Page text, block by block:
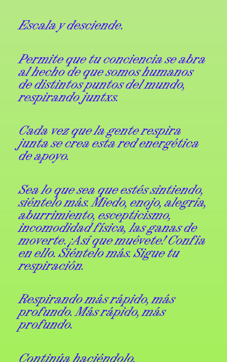
Escala y desciende.
Permite que tu conciencia se abra
al hecho de que somos humanos
de distintos puntos del mundo,
respirando juntxs.
Cada vez que la gente respira
junta se crea esta red energética
de apoyo.
Sea lo que sea que estés sintiendo,
siéntelo más. Miedo, enojo, alegría,
aburrimiento, escepticismo,
incomodidad física, las ganas de
moverte. ¡Así que muévete! Confía
en ello. Siéntelo más. Sigue tu
respiración.
Respirando más rápido, más
profundo. Más rápido, más
profundo.
Continúa haciéndolo.